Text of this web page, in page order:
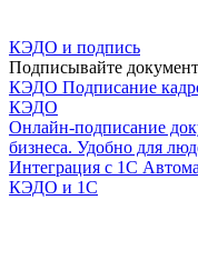
КЭДО и подпись
Подписывайте
КЭДО Подписание
КЭДО
Онлайн-подписание
бизнеса. Удобно для
Интеграция с 1С
КЭДО и 1С